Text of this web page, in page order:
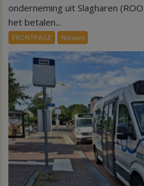
onderneming uit Slagharen
het betalen...
FRONTPAGE Nieuws